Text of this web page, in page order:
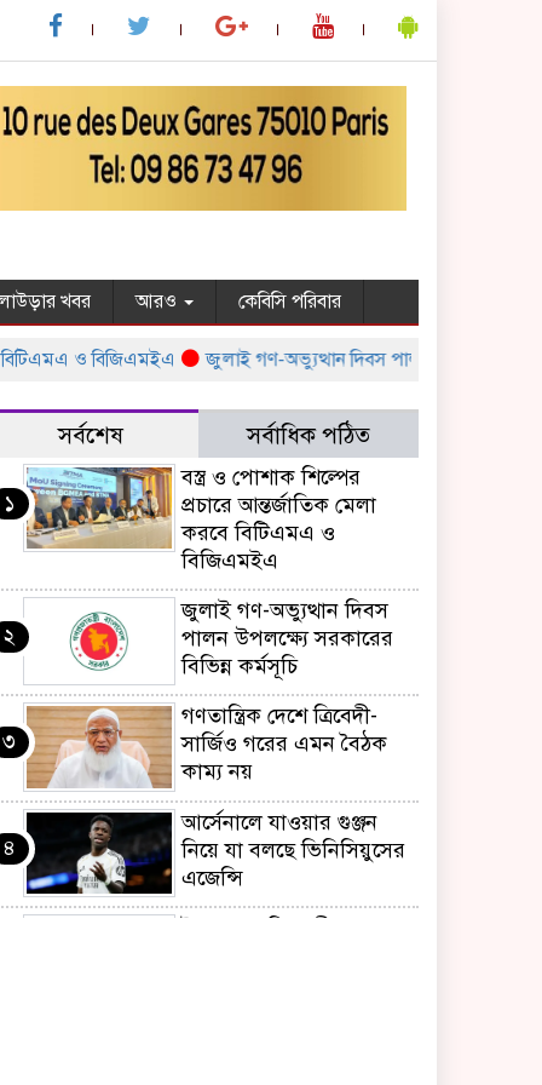
খবর আরও কেবিসি পরিবার
ও বিজিএমইএ জুলাই গণ-অভ্যুত্থান দিবস পালন উপলক্ষ্যে সরকারের
সর্বশেষ সর্বাধিক পঠিত
১
বস্ত্র ও পোশাক শিল্পের
প্রচারে আন্তর্জাতিক মেলা
করবে বিটিএমএ ও
বিজিএমইএ
২
জুলাই গণ-অভ্যুত্থান দিবস
পালন উপলক্ষ্যে সরকারের
বিভিন্ন কর্মসূচি
৩
গণতান্ত্রিক দেশে ত্রিবেদী-
সার্জিও গরের এমন বৈঠক
কাম্য নয়
৪
আর্সেনালে যাওয়ার গুঞ্জন
নিয়ে যা বলছে ভিনিসিয়ুসের
এজেন্সি